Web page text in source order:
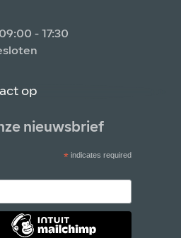
- 17:30
op
nieuwsbrief
*indicates required